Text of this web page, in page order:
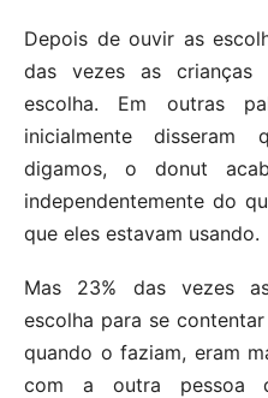
Depois de ouvir as
das vezes as
escolha. Em outras
inicialmente disseram
digamos, o donut
independentemente do
que eles estavam usando.
Mas 23% das vezes
escolha para se
quando o faziam, eram
com a outra pessoa